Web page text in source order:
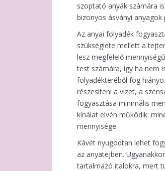
szoptató anyák számára
bizonyos ásványi anyagok
Az anyai folyadék
szükséglete mellett a
lesz megfelelő
test számára, így ha nem
folyadékteréből fog
részesíteni a vizet, a
fogyasztása minimális
kínálat elvén működik:
mennyisége.
Kávét nyugodtan lehet
az anyatejben.
tartalmazó italokra, mert